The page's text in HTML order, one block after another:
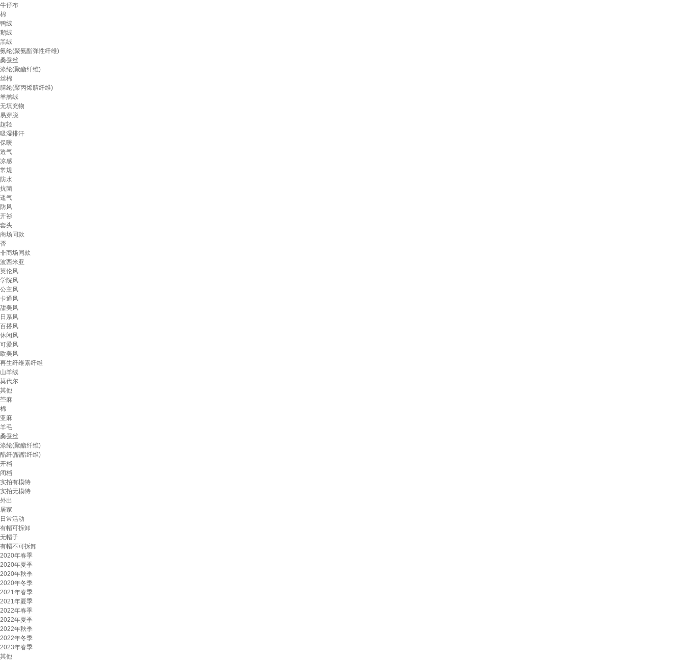
牛仔布
棉
鸭绒
鹅绒
黑绒
氨纶(聚氨酯弹性纤维)
桑蚕丝
涤纶(聚酯纤维)
丝棉
腈纶(聚丙烯腈纤维)
羊羔绒
无填充物
易穿脱
超轻
吸湿排汗
保暖
透气
凉感
常规
防水
抗菌
逶气
防风
开衫
套头
商场同款
否
非商场同款
波西米亚
英伦风
学院风
公主风
卡通风
甜美风
日系风
百搭风
休闲风
可爱风
欧美风
再生纤维素纤维
山羊绒
莫代尔
其他
苎麻
棉
亚麻
羊毛
桑蚕丝
涤纶(聚酯纤维)
醋纤(醋酯纤维)
开档
闭档
实拍有模特
实拍无模特
外出
居家
日常活动
有帽可拆卸
无帽子
有帽不可拆卸
2020年春季
2020年夏季
2020年秋季
2020年冬季
2021年春季
2021年夏季
2022年春季
2022年夏季
2022年秋季
2022年冬季
2023年春季
其他